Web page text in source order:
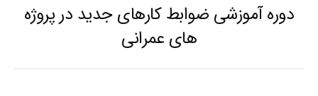
Previous
post:
دوره آموزشی ضوابط کارهای جدید در پروژه
های عمرانی